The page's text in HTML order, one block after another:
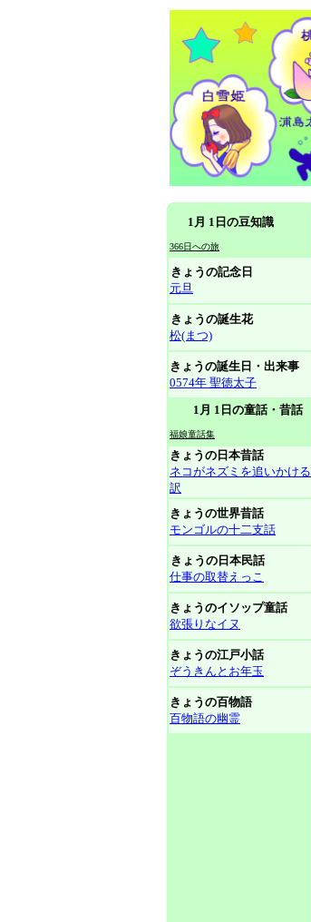
1月 1日の豆知識
366日への旅
きょうの記念日
元旦
きょうの誕生花
松(まつ)
きょうの誕生日・出来事
0574年 聖徳太子
1月 1日の童話・昔話
福娘童話集
きょうの日本昔話
ネコがネズミを追いかける
訳
きょうの世界昔話
モンゴルの十二支話
きょうの日本民話
仕事の取替えっこ
きょうのイソップ童話
欲張りなイヌ
きょうの江戸小話
ぞうきんとお年玉
きょうの百物語
百物語の幽霊